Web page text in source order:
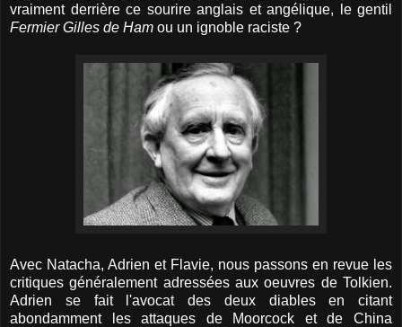
vraiment derrière ce sourire anglais et angélique, le gentil
Fermier Gilles de Ham ou un ignoble raciste ?
Avec Natacha, Adrien et Flavie, nous passons en revue les
critiques généralement adressées aux oeuvres de Tolkien.
Adrien se fait l'avocat des deux diables en citant
abondamment les attaques de Moorcock et de China